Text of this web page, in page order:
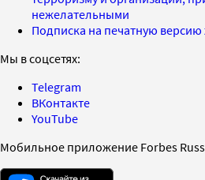
нежелательными
Подписка на печатную
Мы в соцсетях:
Telegram
ВКонтакте
YouTube
Мобильное приложение Forbes